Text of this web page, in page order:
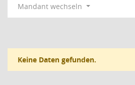
Mandant wechseln
Keine Daten gefunden.